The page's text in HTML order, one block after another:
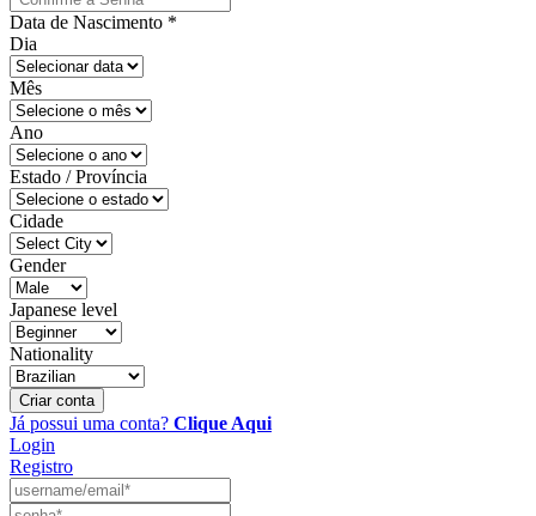
Data de Nascimento *
Dia
Mês
Ano
Estado / Província
Cidade
Gender
Japanese level
Nationality
Criar conta
Já possui uma conta? Clique Aqui
Login
Registro